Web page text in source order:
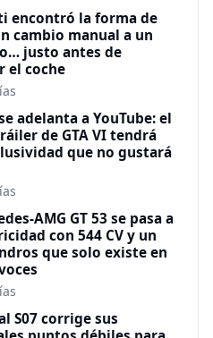
encontró la forma de
cambio manual a un
justo antes de
el coche
adelanta a YouTube: el
de GTA VI tendrá
que no gustará
AMG GT 53 se pasa a
con 544 CV y un
que solo existe en
S07 corrige sus